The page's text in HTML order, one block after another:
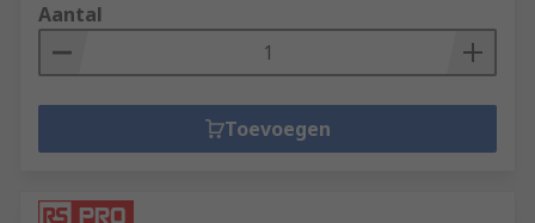
Aantal
Toevoegen